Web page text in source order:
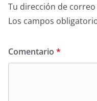
Tu dirección de
Los campos
Comentario *